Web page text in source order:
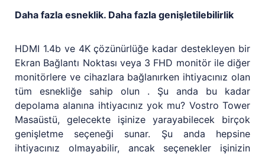
Daha fazla esneklik. Daha fazla genişletilebilirlik
HDMI 1.4b ve 4K çözünürlüğe kadar destekleyen bir
Ekran Bağlantı Noktası veya 3 FHD monitör ile diğer
monitörlere ve cihazlara bağlanırken ihtiyacınız olan
tüm esnekliğe sahip olun . Şu anda bu kadar
depolama alanına ihtiyacınız yok mu? Vostro Tower
Masaüstü, gelecekte işinize yarayabilecek birçok
genişletme seçeneği sunar. Şu anda hepsine
ihtiyacınız olmayabilir, ancak seçenekler işinizin